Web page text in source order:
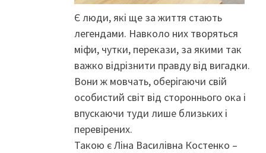
Є люди, які ще за життя стають
легендами. Навколо них творяться
міфи, чутки, перекази, за якими так
важко відрізнити правду від вигадки.
Вони ж мовчать, оберігаючи свій
особистий світ від стороннього ока і
впускаючи туди лише близьких і
перевірених.
Такою є Ліна Василівна Костенко –